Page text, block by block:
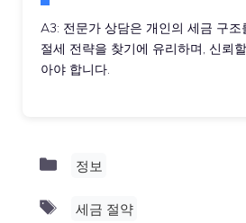
A3: 전문가 상담은 개인의 세금 구조
절세 전략을 찾기에 유리하며, 신뢰
아야 합니다.
Categories
정보
Tags
세금 절약